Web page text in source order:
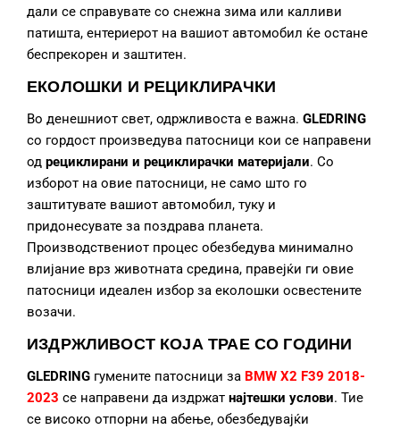
дали се справувате со снежна зима или калливи
патишта, ентериерот на вашиот автомобил ќе остане
беспрекорен и заштитен.
ЕКОЛОШКИ И РЕЦИКЛИРАЧКИ
Во денешниот свет, одржливоста е важна. GLEDRING
со гордост произведува патосници кои се направени
од рециклирани и рециклирачки материјали. Со
изборот на овие патосници, не само што го
заштитувате вашиот автомобил, туку и
придонесувате за поздрава планета.
Производствениот процес обезбедува минимално
влијание врз животната средина, правејќи ги овие
патосници идеален избор за еколошки освестените
возачи.
ИЗДРЖЛИВОСТ КОЈА ТРАЕ СО ГОДИНИ
GLEDRING гумените патосници за BMW X2 F39 2018-
2023 се направени да издржат најтешки услови. Тие
се високо отпорни на абење, обезбедувајќи